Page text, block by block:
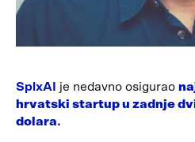
SplxAI je nedavno osigurao
hrvatski startup u zadnje
dolara.